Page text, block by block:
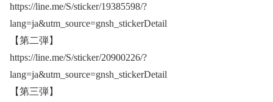
https://line.me/S/sticker/19385598/?
lang=ja&utm_source=gnsh_stickerDetail
【第二弾】
https://line.me/S/sticker/20900226/?
lang=ja&utm_source=gnsh_stickerDetail
【第三弾】